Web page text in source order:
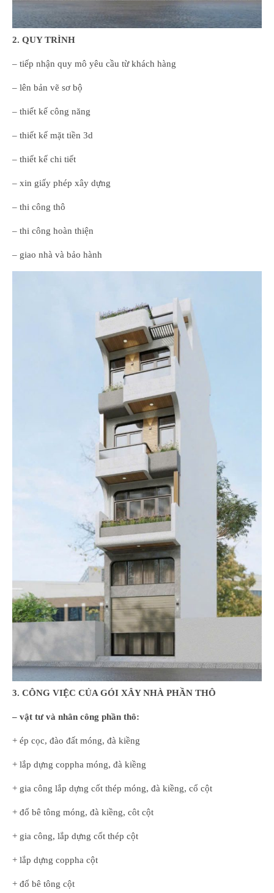
2. QUY TRÌNH
– tiếp nhận quy mô yêu cầu từ khách hàng
– lên bản vẽ sơ bộ
– thiết kế công năng
– thiết kế mặt tiền 3d
– thiết kế chi tiết
– xin giấy phép xây dựng
– thi công thô
– thi công hoàn thiện
– giao nhà và bảo hành
3. CÔNG VIỆC CỦA GÓI XÂY NHÀ PHẦN THÔ
– vật tư và nhân công phần thô:
+ ép cọc, đào đất móng, đà kiềng
+ lắp dựng coppha móng, đà kiềng
+ gia công lắp dựng cốt thép móng, đà kiềng, cổ cột
+ đổ bê tông móng, đà kiềng, côt cột
+ gia công, lắp dựng cốt thép cột
+ lắp dựng coppha cột
+ đổ bê tông cột